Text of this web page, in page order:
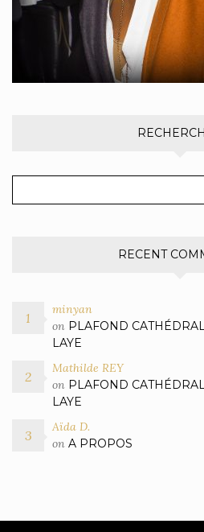
RECENT
minyan
on PLAFOND
LAYE
Mathilde REY
on PLAFOND
LAYE
Aïda D.
on A PROPOS